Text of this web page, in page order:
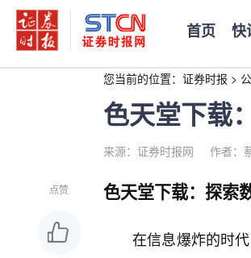
首页 快
您当前的位置： 证券时报 >
色天堂下载
来源：证券时报网 作者：
点赞 色天堂下载：探索
在信息爆炸的时